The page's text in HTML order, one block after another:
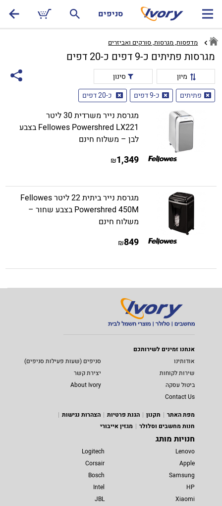
סניפים
מדפסות, מגרסות, סורקים ואביזרים
מגרסות פתיתים כ-9 דפים כ-20 דפים
מיון
סינון
פתיתים
כ-9 דפים כ-20 דפים
מגרסת נייר משרדית 30 ליטר
Fellowes Powershred LX221 בצבע
לבן – משלוח חינם
1,349
₪
מגרסת נייר ביתית 22 ליטר Fellowes
Powershred 450M בצבע שחור –
משלוח חינם
849
₪
אנחנו זמינים לשירותכם
אודותינו
סניפים (שעות פעילות סניפים)
שירות לקוחות
יצירת קשר
ביטול עסקה
About Ivory
Contact Us
מפת האתר
תקנון הגנת פרטיות
הצהרות נגישות
חנות מחשבים וסלולר
מגזין אייבורי
חנויות מותג
Lenovo
Apple
Samsung
HP
Xiaomi
Logitech
Corsair
Bosch
Intel
JBL